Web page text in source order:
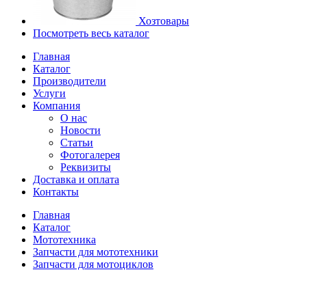
Хозтовары
Посмотреть весь каталог
Главная
Каталог
Производители
Услуги
Компания
О нас
Новости
Статьи
Фотогалерея
Реквизиты
Доставка и оплата
Контакты
Главная
Каталог
Мототехника
Запчасти для мототехники
Запчасти для мотоциклов